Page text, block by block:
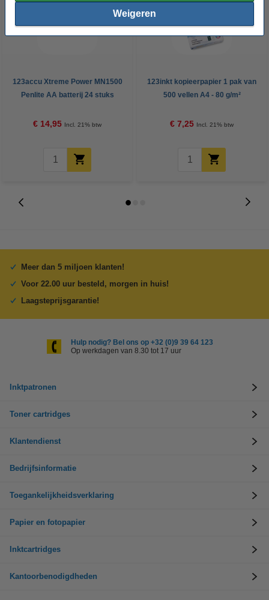
Weigeren
123accu Xtreme Power MN1500
Penlite AA batterij 24 stuks
€ 14,95 Incl. 21% btw
123inkt kopieerpapier 1 pak van
500 vellen A4 - 80 g/m²
€ 7,25 Incl. 21% btw
Meer dan 5 miljoen klanten!
Voor 22.00 uur besteld, morgen in huis!
Laagsteprijsgarantie!
Hulp nodig? Bel ons op +32 (0)9 39 64 123
Op werkdagen van 8.30 tot 17 uur
Inktpatronen
Toner cartridges
Klantendienst
Bedrijfsinformatie
Toegankelijkheidsverklaring
Papier en fotopapier
Inktcartridges
Kantoorbenodigdheden